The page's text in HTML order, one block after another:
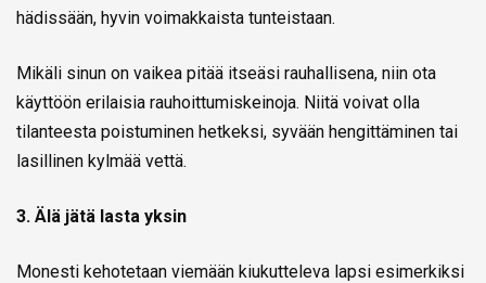
hädissään, hyvin voimakkaista tunteistaan.
Mikäli sinun on vaikea pitää itseäsi rauhallisena, niin ota
käyttöön erilaisia rauhoittumiskeinoja. Niitä voivat olla
tilanteesta poistuminen hetkeksi, syvään hengittäminen tai
lasillinen kylmää vettä.
3. Älä jätä lasta yksin
Monesti kehotetaan viemään kiukutteleva lapsi esimerkiksi